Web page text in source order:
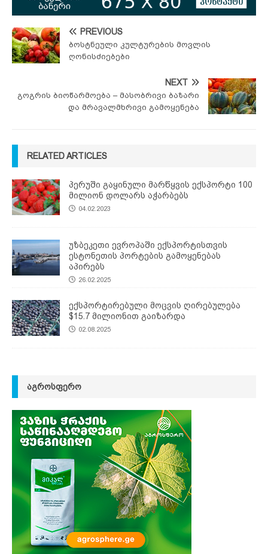
PREVIOUS
ბოსტნეული კულტურების მოვლის
ღონისძიებები
NEXT
გოგრის ბიოწარმოება – მასობრივი ბაზარი
და მრავალმხრივი გამოყენება
RELATED ARTICLES
პერუში გაყინული მარწყვის ექსპორტი 100
მილიონ დოლარს აჭარბებს
04.02.2023
უზბეკეთი ევროპაში ექსპორტისთვის
ესტონეთის პორტების გამოყენებას
აპირებს
26.02.2025
ექსპორტირებული მოცვის ღირებულება
$15.7 მილიონით გაიზარდა
02.08.2025
ᲐᲒᲠᲝᲡᲤᲔᲠᲝ